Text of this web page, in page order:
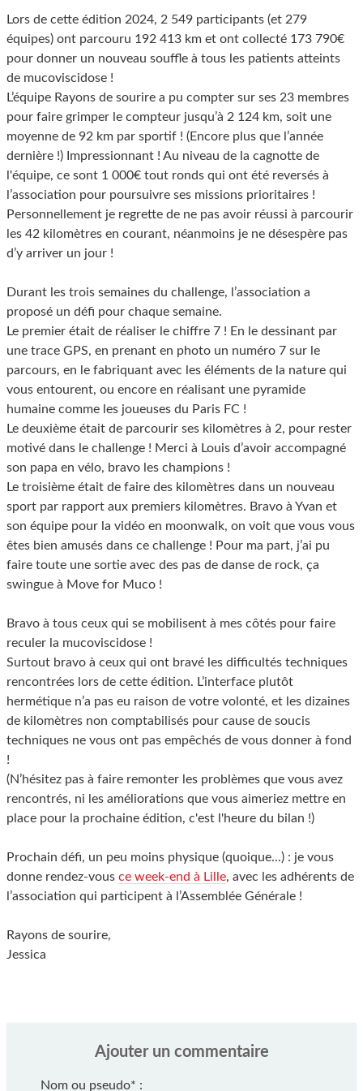
Lors de cette édition 2024, 2 549 participants (et 279
équipes) ont parcouru 192 413 km et ont collecté 173 790€
pour donner un nouveau souffle à tous les patients atteints
de mucoviscidose !
L’équipe Rayons de sourire a pu compter sur ses 23 membres
pour faire grimper le compteur jusqu’à 2 124 km, soit une
moyenne de 92 km par sportif ! (Encore plus que l’année
dernière !) Impressionnant ! Au niveau de la cagnotte de
l'équipe, ce sont 1 000€ tout ronds qui ont été reversés à
l’association pour poursuivre ses missions prioritaires !
Personnellement je regrette de ne pas avoir réussi à parcourir
les 42 kilomètres en courant, néanmoins je ne désespère pas
d’y arriver un jour !
Durant les trois semaines du challenge, l’association a
proposé un défi pour chaque semaine.
Le premier était de réaliser le chiffre 7 ! En le dessinant par
une trace GPS, en prenant en photo un numéro 7 sur le
parcours, en le fabriquant avec les éléments de la nature qui
vous entourent, ou encore en réalisant une pyramide
humaine comme les joueuses du Paris FC !
Le deuxième était de parcourir ses kilomètres à 2, pour rester
motivé dans le challenge ! Merci à Louis d’avoir accompagné
son papa en vélo, bravo les champions !
Le troisième était de faire des kilomètres dans un nouveau
sport par rapport aux premiers kilomètres. Bravo à Yvan et
son équipe pour la vidéo en moonwalk, on voit que vous vous
êtes bien amusés dans ce challenge ! Pour ma part, j’ai pu
faire toute une sortie avec des pas de danse de rock, ça
swingue à Move for Muco !
Bravo à tous ceux qui se mobilisent à mes côtés pour faire
reculer la mucoviscidose !
Surtout bravo à ceux qui ont bravé les difficultés techniques
rencontrées lors de cette édition. L’interface plutôt
hermétique n’a pas eu raison de votre volonté, et les dizaines
de kilomètres non comptabilisés pour cause de soucis
techniques ne vous ont pas empêchés de vous donner à fond
!
(N’hésitez pas à faire remonter les problèmes que vous avez
rencontrés, ni les améliorations que vous aimeriez mettre en
place pour la prochaine édition, c'est l'heure du bilan !)
Prochain défi, un peu moins physique (quoique...) : je vous
donne rendez-vous ce week-end à Lille, avec les adhérents de
l’association qui participent à l’Assemblée Générale !
Rayons de sourire,
Jessica
Ajouter un commentaire
Nom ou pseudo* :